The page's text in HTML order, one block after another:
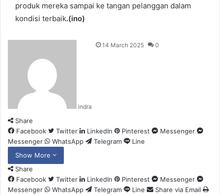
produk mereka sampai ke tangan pelanggan dalam
kondisi terbaik.(ino)
indra
14 March 2025 0
Share
Facebook
Twitter LinkedIn Pinterest
Messenger
Messenger
WhatsApp Telegram
Line
Show More
Share
Facebook
Twitter LinkedIn Pinterest
Messenger
Messenger
WhatsApp Telegram Line
Share via Email